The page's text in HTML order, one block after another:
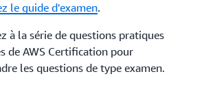
le guide d'examen.
à la série de questions pratiques
de AWS Certification pour
les questions de type examen.